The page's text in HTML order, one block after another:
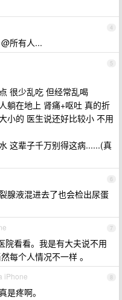
4
所有人...
5
很少乱吃 但经常乱喝
躺在地上 肾痛+呕吐 真的折
小的 医生说还好比较小 不用
这辈子千万别得这病......(真
6
腺液混进去了也会检出尿蛋
7
院看看。我是有大夫说不用
每个人情况不一样 。
8
iPhone
是疼啊。